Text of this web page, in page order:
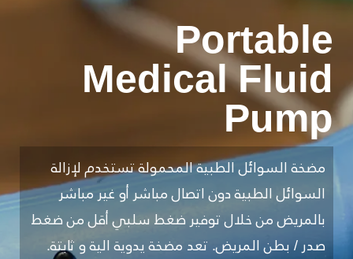
Portable
Medical Fluid
Pump
مضخة السوائل الطبية المحمولة تستخدم لإزالة
السوائل الطبية دون اتصال مباشر أو غير مباشر
بالمريض من خلال توفير ضغط سلبي أقل من ضغط
صدر / بطن المريض. تعد مضخة يدوية الية و ثابتة.